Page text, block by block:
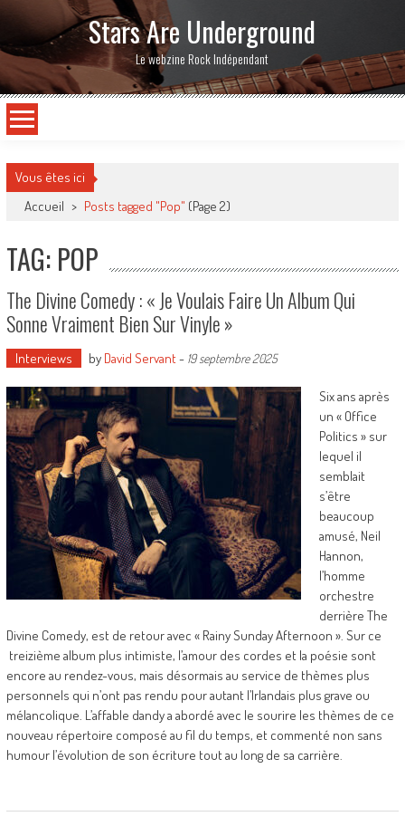
Stars Are Underground
Le webzine Rock Indépendant
Vous êtes ici
Accueil > Posts tagged "Pop" (Page 2)
TAG: POP
The Divine Comedy : « Je Voulais Faire Un Album Qui
Sonne Vraiment Bien Sur Vinyle »
Interviews by David Servant- 19 septembre 2025
Six ans après
un « Office
Politics » sur
lequel il
semblait
s’être
beaucoup
amusé, Neil
Hannon,
l’homme
orchestre
derrière The
Divine Comedy, est de retour avec « Rainy Sunday Afternoon ». Sur ce
treizième album plus intimiste, l’amour des cordes et la poésie sont
encore au rendez-vous, mais désormais au service de thèmes plus
personnels qui n’ont pas rendu pour autant l’Irlandais plus grave ou
mélancolique. L’affable dandy a abordé avec le sourire les thèmes de ce
nouveau répertoire composé au fil du temps, et commenté non sans
humour l’évolution de son écriture tout au long de sa carrière.